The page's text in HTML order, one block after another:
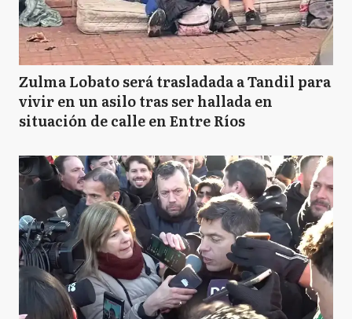
Zulma Lobato será trasladada a Tandil para
vivir en un asilo tras ser hallada en
situación de calle en Entre Ríos